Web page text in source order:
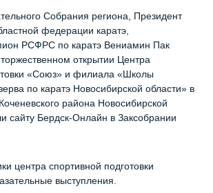
Собрания региона, Президент
федерации каратэ,
РСФРС по каратэ Вениамин Пак
открытии Центра
«Союз» и филиала «Школы
по каратэ Новосибирской области» в
района Новосибирской
сайту Бердск-Онлайн в Заксобрании
центра спортивной подготовки
выступления.